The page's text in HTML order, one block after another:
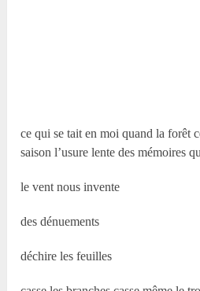
ce qui se tait en moi quand la forêt
saison l’usure lente des mémoires
le vent nous invente
des dénuements
déchire les feuilles